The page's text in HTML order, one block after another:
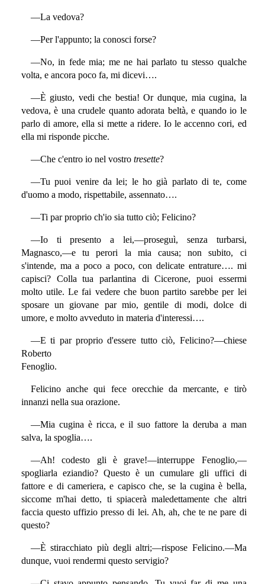
—La vedova?
—Per l'appunto; la conosci forse?
—No, in fede mia; me ne hai parlato tu stesso qualche
volta, e ancora poco fa, mi dicevi….
—È giusto, vedi che bestia! Or dunque, mia cugina, la
vedova, è una crudele quanto adorata beltà, e quando io le
parlo di amore, ella si mette a ridere. Io le accenno cori, ed
ella mi risponde picche.
—Che c'entro io nel vostro tresette?
—Tu puoi venire da lei; le ho già parlato di te, come
d'uomo a modo, rispettabile, assennato….
—Ti par proprio ch'io sia tutto ciò; Felicino?
—Io ti presento a lei,—proseguì, senza turbarsi,
Magnasco,—e tu perori la mia causa; non subito, ci
s'intende, ma a poco a poco, con delicate entrature…. mi
capisci? Colla tua parlantina di Cicerone, puoi essermi
molto utile. Le fai vedere che buon partito sarebbe per lei
sposare un giovane par mio, gentile di modi, dolce di
umore, e molto avveduto in materia d'interessi….
—E ti par proprio d'essere tutto ciò, Felicino?—chiese
Roberto
Fenoglio.
Felicino anche qui fece orecchie da mercante, e tirò
innanzi nella sua orazione.
—Mia cugina è ricca, e il suo fattore la deruba a man
salva, la spoglia….
—Ah! codesto gli è grave!—interruppe Fenoglio,—
spogliarla eziandio? Questo è un cumulare gli uffici di
fattore e di cameriera, e capisco che, se la cugina è bella,
siccome m'hai detto, ti spiacerà maledettamente che altri
faccia questo uffizio presso di lei. Ah, ah, che te ne pare di
questo?
—È stiracchiato più degli altri;—rispose Felicino.—Ma
dunque, vuoi rendermi questo servigio?